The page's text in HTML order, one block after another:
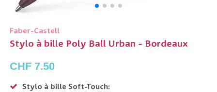
Faber-Castell
Stylo à bille Poly Ball Urban - Bordeaux
CHF 7.50
Stylo à bille Soft-Touch: